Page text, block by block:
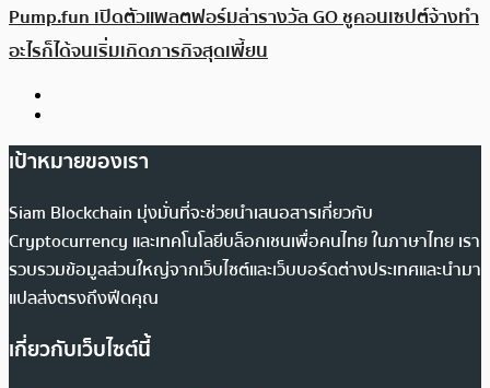
Pump.fun เปิดตัวแพลตฟอร์มล่ารางวัล GO ชูคอนเซปต์จ้างทำ
อะไรก็ได้จนเริ่มเกิดภารกิจสุดเพี้ยน
เป้าหมายของเรา
Siam Blockchain มุ่งมั่นที่จะช่วยนำเสนอสารเกี่ยวกับ
Cryptocurrency และเทคโนโลยีบล็อกเชนเพื่อคนไทย ในภาษาไทย เรา
รวบรวมข้อมูลส่วนใหญ่จากเว็บไซต์และเว็บบอร์ดต่างประเทศและนำมา
แปลส่งตรงถึงฟีดคุณ
เกี่ยวกับเว็บไซต์นี้